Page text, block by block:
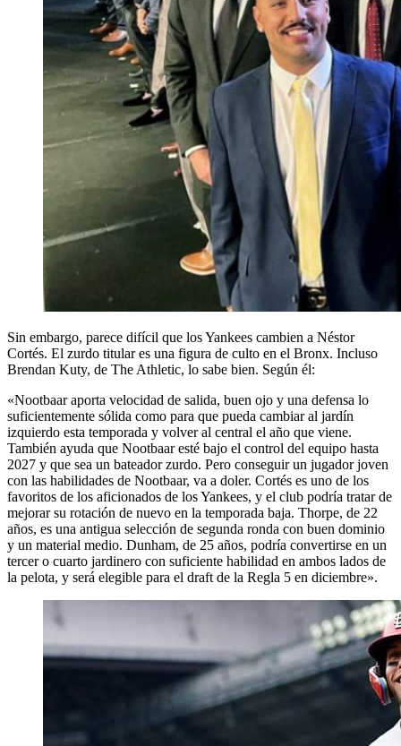
Sin embargo, parece difícil que los Yankees cambien a Néstor
Cortés. El zurdo titular es una figura de culto en el Bronx. Incluso
Brendan Kuty, de The Athletic, lo sabe bien. Según él:
«Nootbaar aporta velocidad de salida, buen ojo y una defensa lo
suficientemente sólida como para que pueda cambiar al jardín
izquierdo esta temporada y volver al central el año que viene.
También ayuda que Nootbaar esté bajo el control del equipo hasta
2027 y que sea un bateador zurdo. Pero conseguir un jugador joven
con las habilidades de Nootbaar, va a doler. Cortés es uno de los
favoritos de los aficionados de los Yankees, y el club podría tratar de
mejorar su rotación de nuevo en la temporada baja. Thorpe, de 22
años, es una antigua selección de segunda ronda con buen dominio
y un material medio. Dunham, de 25 años, podría convertirse en un
tercer o cuarto jardinero con suficiente habilidad en ambos lados de
la pelota, y será elegible para el draft de la Regla 5 en diciembre».